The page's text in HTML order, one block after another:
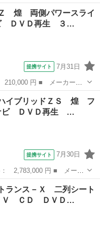
■ グレード名： ハイブ
エアロ 後席モニター 純
Ｚ 煌 両側パワースライ
ＤＶＤ再生 ３…
提携サイト 7月31日
■ グレード名： Ｚ 煌
ＶＤ再生 ３列シート ダ
ハイブリッドＺＳ 煌 フ
ビ ＤＶＤ再生 …
提携サイト 7月30日
■ グレード名： ハイブ
ＤＶＤ再生 バックカメ
ランス－Ｘ 二列シート
Ｖ ＣＤ ＤＶＤ…